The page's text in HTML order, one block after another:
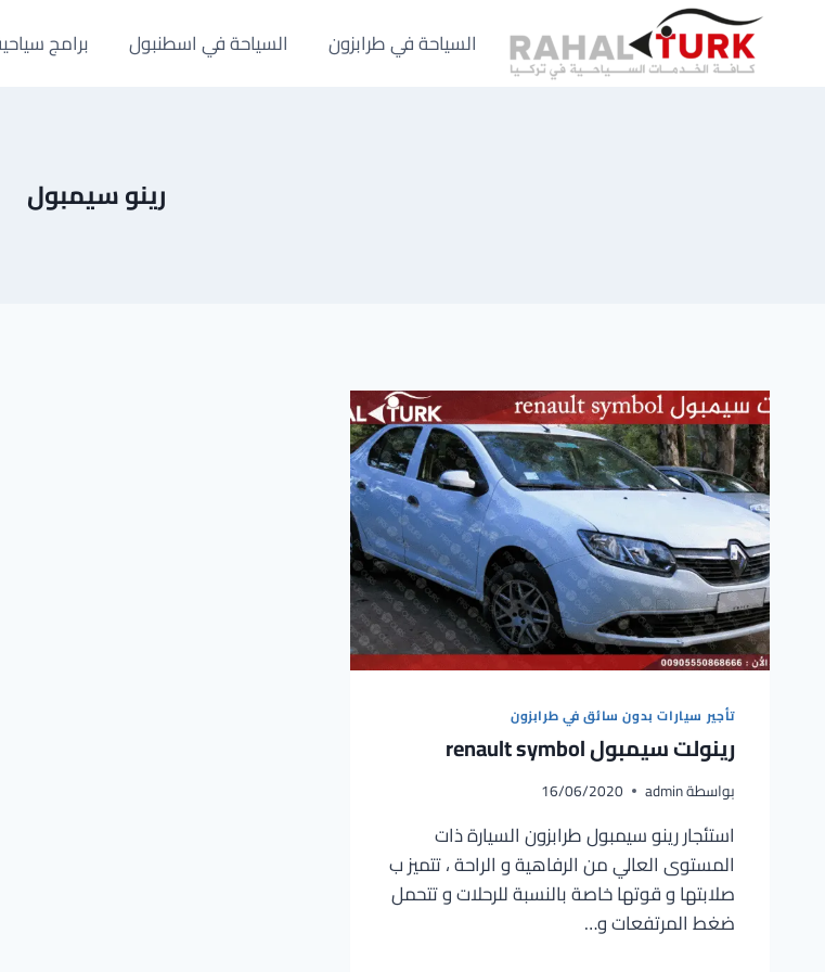
السياحة في طرابزون السياحة في اسطنبول برامج
رينو سيمبول
تأجير سيارات بدون سائق في طرابزون
رينولت سيمبول renault symbol
بواسطةadmin
16/06/2020
استئجار رينو سيمبول طرابزون السيارة ذات
المستوى العالي من الرفاهية و الراحة ، تتميز ب
صلابتها و قوتها خاصة بالنسبة للرحلات و تتحمل
ضغط المرتفعات و…